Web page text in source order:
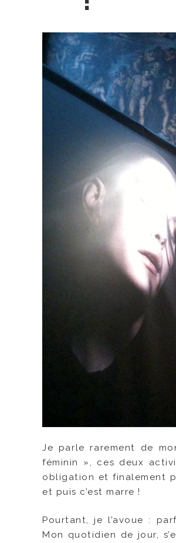
Je parle rarement de
féminin », ces deux
obligation et finalement
et puis c’est marre !
Pourtant, je l’avoue :
Mon quotidien de jour,